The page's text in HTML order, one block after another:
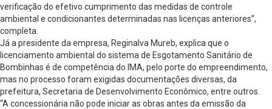
verificação do efetivo cumprimento das medidas de controle
ambiental e condicionantes determinadas nas licenças anteriores”,
completa.
Já a presidente da empresa, Reginalva Mureb, explica que o
licenciamento ambiental do sistema de Esgotamento Sanitário de
Bombinhas é de competência do IMA, pelo porte do empreendimento,
mas no processo foram exigidas documentações diversas, da
prefeitura, Secretaria de Desenvolvimento Econômico, entre outros.
“A concessionária não pode iniciar as obras antes da emissão da